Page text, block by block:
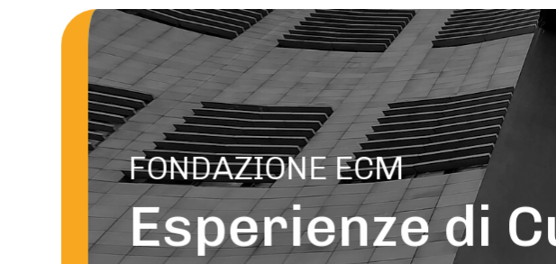
FONDAZIONE ECM
Esperienze di